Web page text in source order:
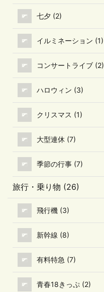
七夕 (2)
イルミネーション (1)
コンサートライブ (2)
ハロウィン (3)
クリスマス (1)
大型連休 (7)
季節の行事 (7)
旅行・乗り物 (26)
飛行機 (3)
新幹線 (8)
有料特急 (7)
青春18きっぷ (2)